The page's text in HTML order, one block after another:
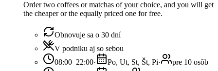
Order two coffees or matchas of your choice, and you will get
the cheaper or the equally priced one for free.
Obnovuje sa o 30 dní
V podniku aj so sebou
08:00–22:00· Po, Ut, St, Št, Pi·
pre 10 osôb